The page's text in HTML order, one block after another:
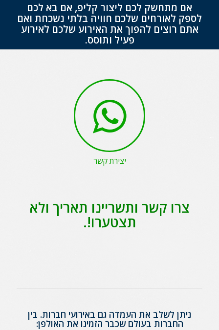
אם מתחשק לכם ליצור קליפ, אם בא לכם
לספק לאורחים שלכם חוויה בלתי נשכחת ואם
אתם רוצים להפוך את האירוע שלכם לאירוע
פעיל ותוסס.
יצירת קשר
צרו קשר ותשריינו תאריך ולא
תצטערו!.
ניתן לשלב את העמדה גם באירועי חברות. בין
החברות בעולם שכבר הזמינו את האולפן: